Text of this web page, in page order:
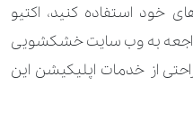
استفاده کنید، اکتیو
به وب سایت خشکشویی
راحتی از خدمات اپلیکیشن این